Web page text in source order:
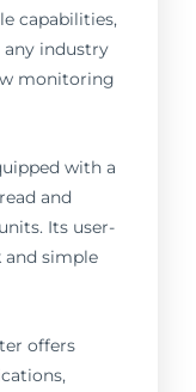
capabilities,
any industry
monitoring
with a
and
Its user-
and simple
offers